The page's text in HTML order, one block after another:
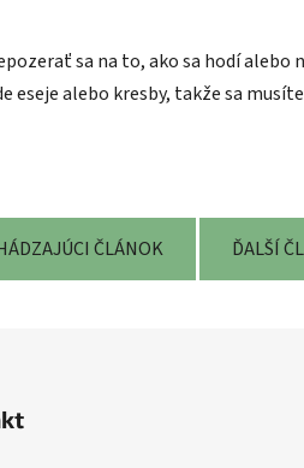
sa na to, ako sa hodí
alebo kresby, takže sa
ČLÁNOK ĎALŠÍ